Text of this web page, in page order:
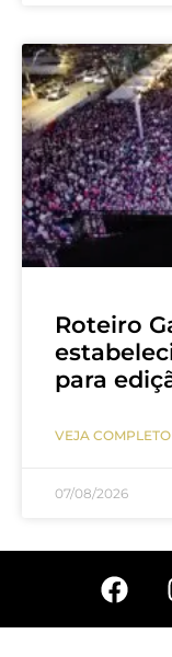
Roteiro
para
VEJA COMPLETO
07/08/2026